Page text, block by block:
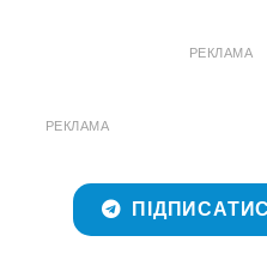
РЕКЛАМА
РЕКЛАМА